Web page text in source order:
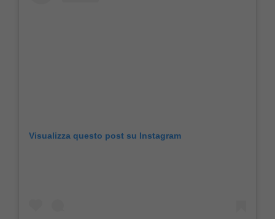
Visualizza questo post su Instagram